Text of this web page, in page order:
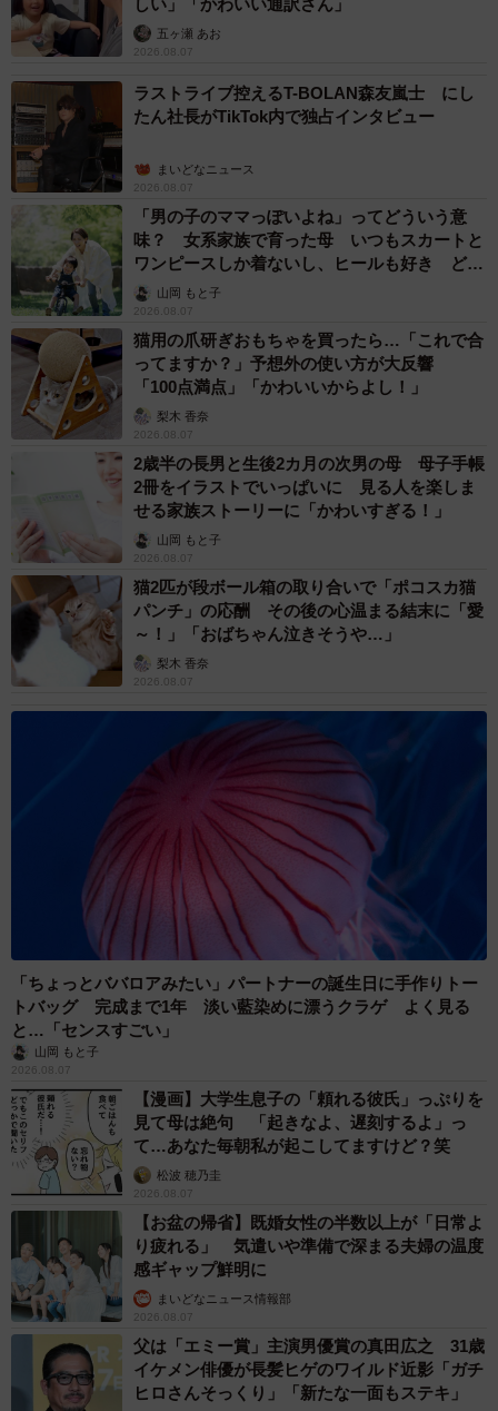
しい」「かわいい通訳さん」
五ヶ瀬 あお
2026.08.07
ラストライブ控えるT-BOLAN森友嵐士 にし
たん社長がTikTok内で独占インタビュー
まいどなニュース
2026.08.07
「男の子のママっぽいよね」ってどういう意
味？ 女系家族で育った母 いつもスカートと
ワンピースしか着ないし、ヒールも好き どの
へんが…
山岡 もと子
2026.08.07
猫用の爪研ぎおもちゃを買ったら…「これで合
ってますか？」予想外の使い方が大反響
「100点満点」「かわいいからよし！」
梨木 香奈
2026.08.07
2歳半の長男と生後2カ月の次男の母 母子手帳
2冊をイラストでいっぱいに 見る人を楽しま
せる家族ストーリーに「かわいすぎる！」
山岡 もと子
2026.08.07
猫2匹が段ボール箱の取り合いで「ポコスカ猫
パンチ」の応酬 その後の心温まる結末に「愛
～！」「おばちゃん泣きそうや…」
梨木 香奈
2026.08.07
「ちょっとババロアみたい」パートナーの誕生日に手作りトー
トバッグ 完成まで1年 淡い藍染めに漂うクラゲ よく見る
と…「センスすごい」
山岡 もと子
2026.08.07
【漫画】大学生息子の「頼れる彼氏」っぷりを
見て母は絶句 「起きなよ、遅刻するよ」っ
て…あなた毎朝私が起こしてますけど？笑
松波 穂乃圭
2026.08.07
【お盆の帰省】既婚女性の半数以上が「日常よ
り疲れる」 気遣いや準備で深まる夫婦の温度
感ギャップ鮮明に
まいどなニュース情報部
2026.08.07
父は「エミー賞」主演男優賞の真田広之 31歳
イケメン俳優が長髪ヒゲのワイルド近影「ガチ
ヒロさんそっくり」「新たな一面もステキ」